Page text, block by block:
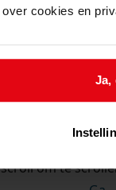
over cookies en
Ja,
scroll om te